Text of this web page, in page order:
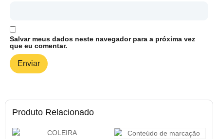
Produto Relacionado
Salvar meus dados neste navegador para a próxima vez
que eu comentar.